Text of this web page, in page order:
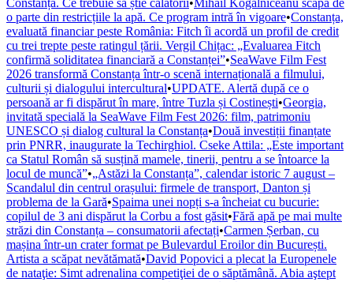
Constanța. Ce trebuie să știe călătorii•Mihail Kogălniceanu scapă de
o parte din restricțiile la apă. Ce program intră în vigoare•Constanța,
evaluată financiar peste România: Fitch îi acordă un profil de credit
cu trei trepte peste ratingul țării. Vergil Chițac: „Evaluarea Fitch
confirmă soliditatea financiară a Constanței”•SeaWave Film Fest
2026 transformă Constanța într-o scenă internațională a filmului,
culturii și dialogului intercultural•UPDATE. Alertă după ce o
persoană ar fi dispărut în mare, între Tuzla și Costinești•Georgia,
invitată specială la SeaWave Film Fest 2026: film, patrimoniu
UNESCO și dialog cultural la Constanța•Două investiții finanțate
prin PNRR, inaugurate la Techirghiol. Cseke Attila: „Este important
ca Statul Român să susțină mamele, tinerii, pentru a se întoarce la
locul de muncă”•„Astăzi la Constanța”, calendar istoric 7 august –
Scandalul din centrul orașului: firmele de transport, Danton și
problema de la Gară•Spaima unei nopți s-a încheiat cu bucurie:
copilul de 3 ani dispărut la Corbu a fost găsit•Fără apă pe mai multe
străzi din Constanța – consumatorii afectați•Carmen Șerban, cu
mașina într-un crater format pe Bulevardul Eroilor din București.
Artista a scăpat nevătămată•David Popovici a plecat la Europenele
de nataţie: Simt adrenalina competiţiei de o săptămână. Abia aştept